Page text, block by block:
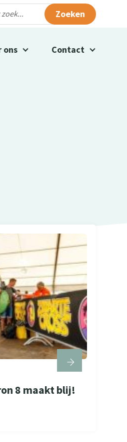
Zoeken
ons Contact
8 maakt blij!